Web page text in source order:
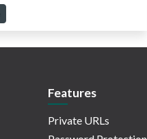
Features
Private URLs